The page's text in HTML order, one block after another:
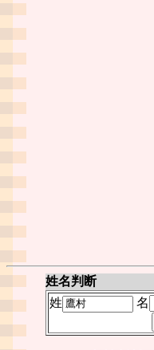
姓名判断
姓
名